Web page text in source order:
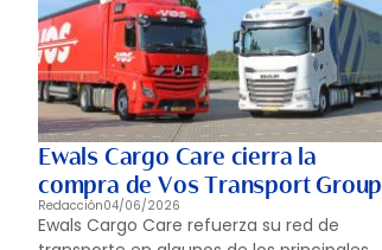
Ewals Cargo Care cierra la
compra de Vos Transport Group
Redacción04/06/2026
Ewals Cargo Care refuerza su red de